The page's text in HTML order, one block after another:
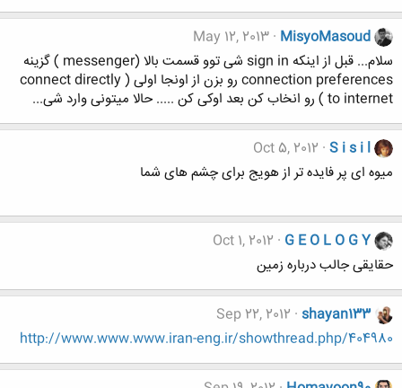
MisyoMasoud
May 12, 2013
سلام... قبل از اینکه sign in شی توو قسمت بالا (messenger ) گزینه
connection preferences رو بزن از اونجا اولی ( connect directly
to internet ) رو انخاب کن بعد اوکی کن ..... حالا میتونی وارد شی...
S i s i l
Oct 5, 2012
میوه ای پر فایده تر از هویج برای چشم های شما
G E O L O G Y
Oct 1, 2012
حقایقی جالب درباره زمین
shayan133
Sep 22, 2012
http://www.www.www.iran-eng.ir/showthread.php/404980